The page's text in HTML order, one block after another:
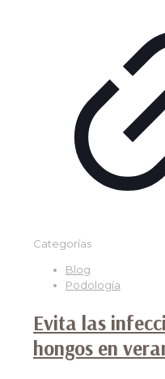
Categorías
Blog
Podología
Evita las
hongos en